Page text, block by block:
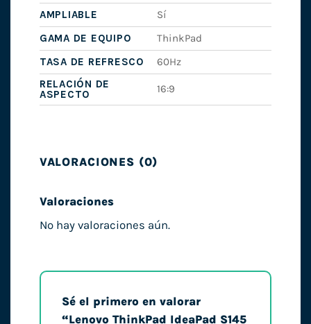
AMPLIABLE
Sí
GAMA DE EQUIPO
ThinkPad
TASA DE REFRESCO
60Hz
RELACIÓN DE
ASPECTO
16:9
VALORACIONES (0)
Valoraciones
No hay valoraciones aún.
Sé el primero en valorar
“Lenovo ThinkPad IdeaPad S145